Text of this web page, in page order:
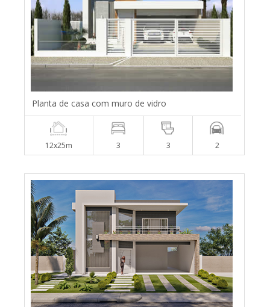
Planta de casa com muro de vidro
12x25m 3 3 2